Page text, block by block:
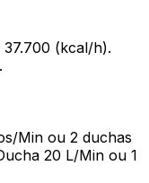
(kcal/h).
Min ou 2 duchas
20 L/Min ou 1